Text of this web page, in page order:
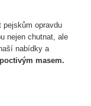
pejskům opravdu
nejen chutnat, ale
nabídky a
masem.